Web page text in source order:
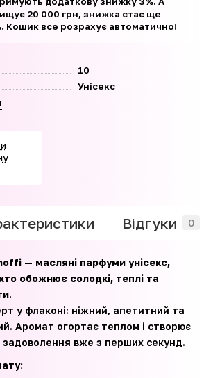
20 000 грн, знижка стає ще
Кошик все розрахує автоматично!
10
Унісекс
Відгуки 0
— масляні парфуми унісекс,
обожнює солодкі, теплі та
у флаконі: ніжний, апетитний та
Аромат огортає теплом і створює
задоволення вже з перших секунд.